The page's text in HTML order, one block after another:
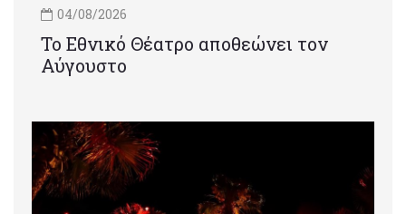
04/08/2026
Το Εθνικό Θέατρο αποθεώνει τον
Αύγουστο